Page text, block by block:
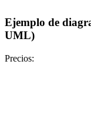
Ejemplo de
UML)
Precios: